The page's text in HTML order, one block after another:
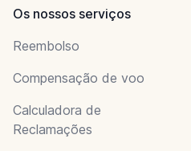
Os nossos serviços
Reembolso
Compensação de voo
Calculadora de
Reclamações